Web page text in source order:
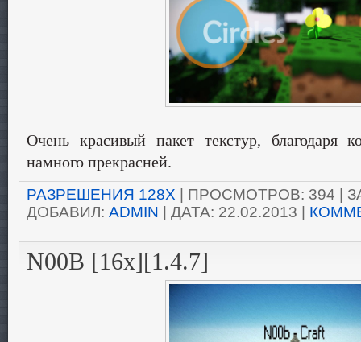
Очень красивый пакет текстур, благодаря
намного прекрасней.
РАЗРЕШЕНИЯ 128X | ПРОСМОТРОВ: 394 |
ДОБАВИЛ: ADMIN | ДАТА: 22.02.2013 |
N00B [16x][1.4.7]